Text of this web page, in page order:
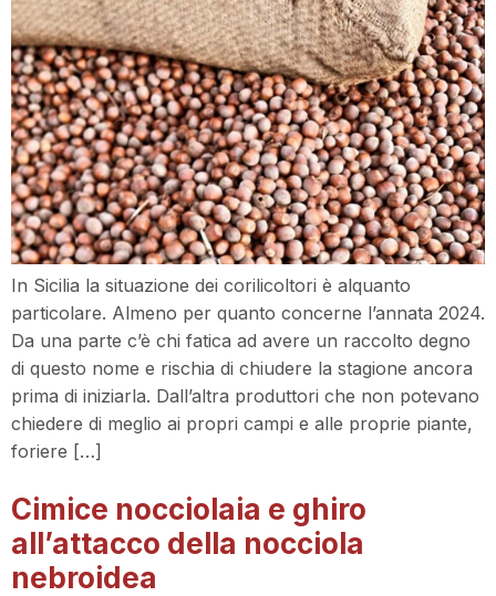
In Sicilia la situazione dei corilicoltori è alquanto
particolare. Almeno per quanto concerne l’annata 2024.
Da una parte c’è chi fatica ad avere un raccolto degno
di questo nome e rischia di chiudere la stagione ancora
prima di iniziarla. Dall’altra produttori che non potevano
chiedere di meglio ai propri campi e alle proprie piante,
foriere […]
Cimice nocciolaia e ghiro
all’attacco della nocciola
nebroidea